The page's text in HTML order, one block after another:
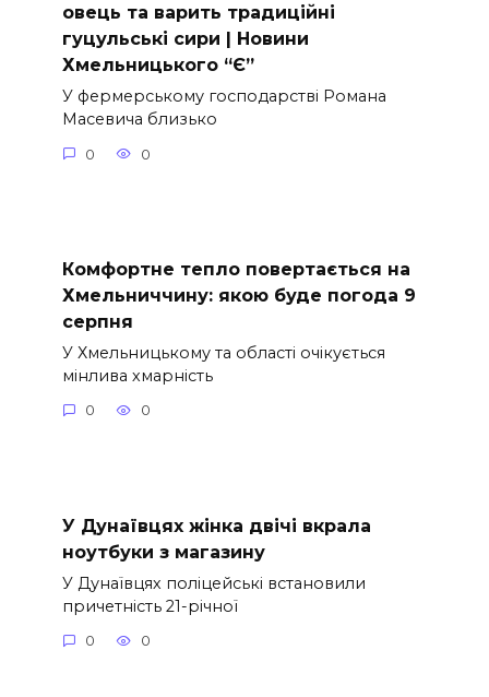
овець та варить традиційні
гуцульські сири | Новини
Хмельницького “Є”
У фермерському господарстві Романа
Масевича близько
0 0
Комфортне тепло повертається на
Хмельниччину: якою буде погода 9
серпня
У Хмельницькому та області очікується
мінлива хмарність
0 0
У Дунаївцях жінка двічі вкрала
ноутбуки з магазину
У Дунаївцях поліцейські встановили
причетність 21-річної
0 0